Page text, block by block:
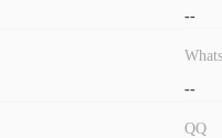
--
--
QQ